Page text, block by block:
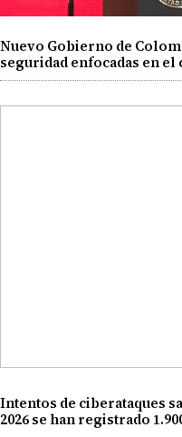
Nuevo Gobierno de
seguridad enfocadas en
Intentos de ciberataques
2026 se han registrado